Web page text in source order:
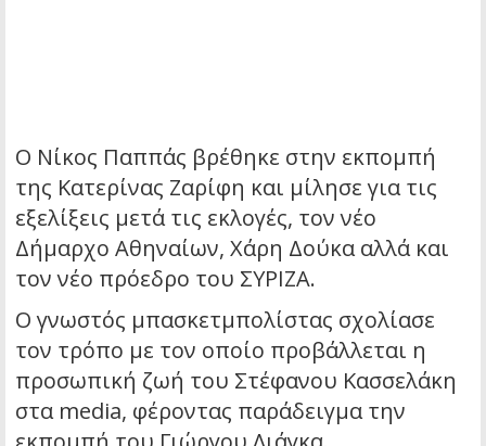
Ο Νίκος Παππάς βρέθηκε στην εκπομπή
της Κατερίνας Ζαρίφη και μίλησε για τις
εξελίξεις μετά τις εκλογές, τον νέο
Δήμαρχο Αθηναίων, Χάρη Δούκα αλλά και
τον νέο πρόεδρο του ΣΥΡΙΖΑ.
Ο γνωστός μπασκετμπολίστας σχολίασε
τον τρόπο με τον οποίο προβάλλεται η
προσωπική ζωή του Στέφανου Κασσελάκη
στα media, φέροντας παράδειγμα την